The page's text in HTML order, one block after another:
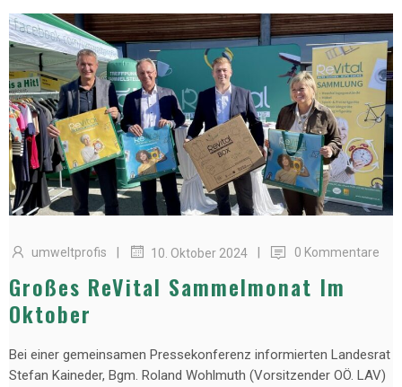
umweltprofis 10. Oktober 2024 0 Kommentare
Großes ReVital Sammelmonat Im
Oktober
Bei einer gemeinsamen Pressekonferenz informierten Landesrat
Stefan Kaineder, Bgm. Roland Wohlmuth (Vorsitzender OÖ. LAV)